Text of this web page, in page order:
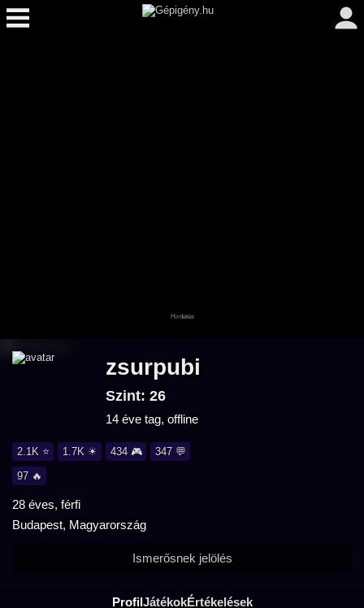
zsurpubi
Szint: 26
14 éve tag, offline
2.1K ⭐ 1.7K ☀ 434 🎮
347 💬
97 🔥
28 éves, férfi
Budapest, Magyarország
ProfilJátékokÉrtékelések
Ismerősnek jelölés